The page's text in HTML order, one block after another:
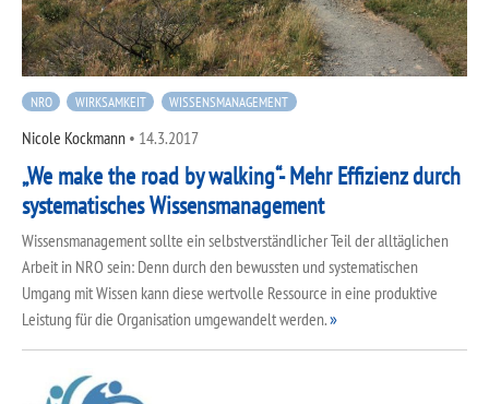
NRO WIRKSAMKEIT WISSENSMANAGEMENT
Nicole Kockmann • 14.3.2017
„We make the road by walking“- Mehr Effizienz durch
systematisches Wissensmanagement
Wissensmanagement sollte ein selbstverständlicher Teil der alltäglichen
Arbeit in NRO sein: Denn durch den bewussten und systematischen
Umgang mit Wissen kann diese wertvolle Ressource in eine produktive
Leistung für die Organisation umgewandelt werden.